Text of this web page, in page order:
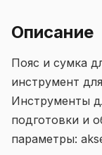
Описание
Пояс и сумка
инструмент
Инструменты
подготовки и
параметры: